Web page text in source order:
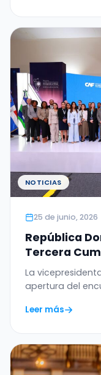
NOTICIAS
25 de junio, 2026
República
Tercera
Ética de la
América
La
apertura del
Leer más